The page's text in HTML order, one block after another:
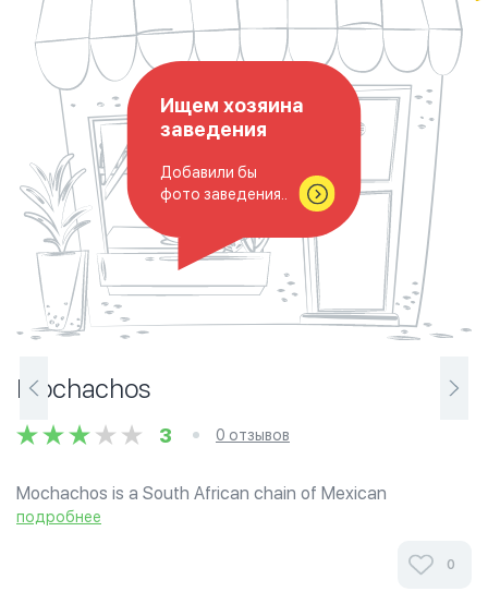
Ищем хозяина
заведения
Добавили бы
фото заведения..
Mochachos
3 0 отзывов
Mochachos is a South African chain of Mexican
restaurants that opened in 1994 in Pretoria.
подробнее
0